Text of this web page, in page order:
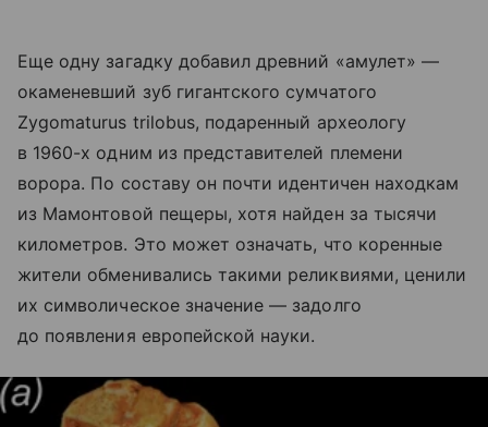
Еще одну загадку добавил древний «амулет» —
окаменевший зуб гигантского сумчатого
Zygomaturus trilobus, подаренный археологу
в 1960-х одним из представителей племени
ворора. По составу он почти идентичен находкам
из Мамонтовой пещеры, хотя найден за тысячи
километров. Это может означать, что коренные
жители обменивались такими реликвиями, ценили
их символическое значение — задолго
до появления европейской науки.